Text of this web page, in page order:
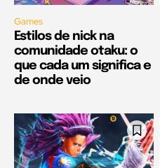
Games
Estilos de nick na
comunidade otaku: o
que cada um significa e
de onde veio